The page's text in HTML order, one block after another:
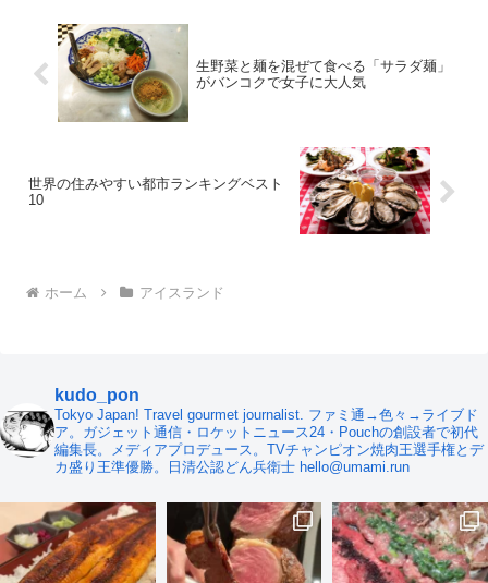
生野菜と麺を混ぜて食べる「サラダ麺」
がバンコクで女子に大人気
世界の住みやすい都市ランキングベスト
10
ホーム アイスランド
kudo_pon
Tokyo Japan! Travel gourmet journalist. ファミ通→色々→ライブド
ア。ガジェット通信・ロケットニュース24・Pouchの創設者で初代
編集長。メディアプロデュース。TVチャンピオン焼肉王選手権とデ
カ盛り王準優勝。日清公認どん兵衛士 hello@umami.run